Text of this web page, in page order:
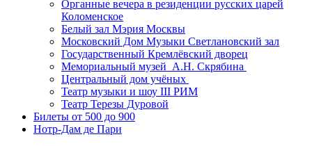
Органные вечера в резиденции русских царей
Коломенское
Белый зал Мэрия Москвы
Московский Дом Музыки Светлановский зал
Государственный Кремлёвский дворец
Мемориальный музей А.Н. Скрябина
Центральный дом учёных
Театр музыки и шоу III РИМ
Театр Терезы Дуровой
Билеты от 500 до 900
Нотр-Дам де Пари